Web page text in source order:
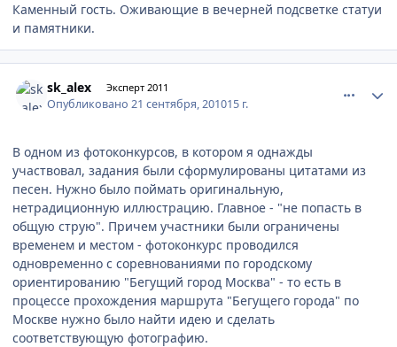
Каменный гость. Оживающие в вечерней подсветке статуи
и памятники.
sk_alex Эксперт 2011
Опубликовано21 сентября, 201015 г.
В одном из фотоконкурсов, в котором я однажды
участвовал, задания были сформулированы цитатами из
песен. Нужно было поймать оригинальную,
нетрадиционную иллюстрацию. Главное - "не попасть в
общую струю". Причем участники были ограничены
временем и местом - фотоконкурс проводился
одновременно с соревнованиями по городскому
ориентированию "Бегущий город Москва" - то есть в
процессе прохождения маршрута "Бегущего города" по
Москве нужно было найти идею и сделать
соответствующую фотографию.